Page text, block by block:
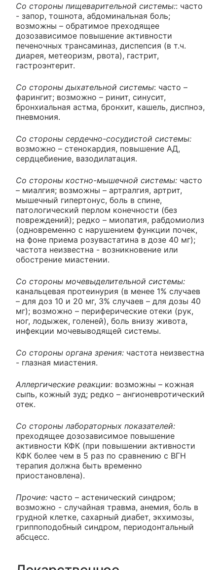
Со стороны пищеварительной системы:: часто
- запор, тошнота, абдоминальная боль;
возможны – обратимое преходящее
дозозависимое повышение активности
печеночных трансаминаз, диспепсия (в т.ч.
диарея, метеоризм, рвота), гастрит,
гастроэнтерит.
Со стороны дыхательной системы: часто –
фарингит; возможно – ринит, синусит,
бронхиальная астма, бронхит, кашель, диспноэ,
пневмония.
Со стороны сердечно-сосудистой системы:
возможно – стенокардия, повышение АД,
сердцебиение, вазодилатация.
Со стороны костно-мышечной системы: часто
– миалгия; возможны – артралгия, артрит,
мышечный гипертонус, боль в спине,
патологический перлом конечности (без
повреждений); редко – миопатия, рабдомиолиз
(одновременно с нарушением функции почек,
на фоне приема розувастатина в дозе 40 мг);
частота неизвестна - возникновение или
обострение миастении.
Со стороны мочевыделительной системы:
канальцевая протеинурия (в менее 1% случаев
– для доз 10 и 20 мг, 3% случаев – для дозы 40
мг); возможно – периферические отеки (рук,
ног, лодыжек, голеней), боль внизу живота,
инфекции мочевыводящей системы.
Со стороны органа зрения: частота неизвестна
- глазная миастения.
Аллергические реакции: возможны – кожная
сыпь, кожный зуд; редко – ангионевротический
отек.
Со стороны лабораторных показателей:
преходящее дозозависимое повышение
активности КФК (при повышении активности
КФК более чем в 5 раз по сравнению с ВГН
терапия должна быть временно
приостановлена).
Прочие: часто – астенический синдром;
возможно - случайная травма, анемия, боль в
грудной клетке, сахарный диабет, экхимозы,
гриппоподобный синдром, периодонтальный
абсцесс.